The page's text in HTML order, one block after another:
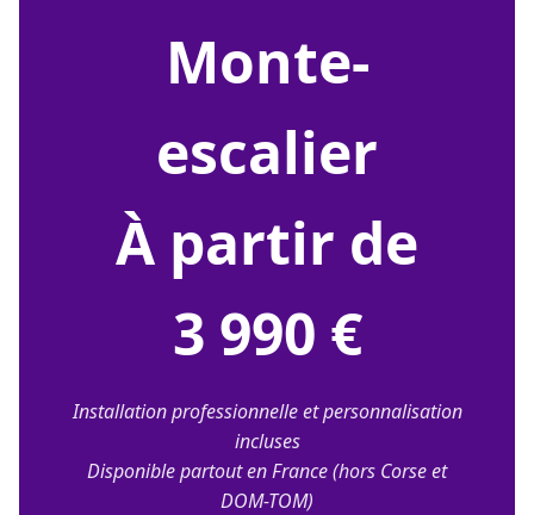
monte-
escalier
À partir de
3 990 €
Installation professionnelle et personnalisation
incluses
Disponible partout en France (hors Corse et
DOM-TOM)